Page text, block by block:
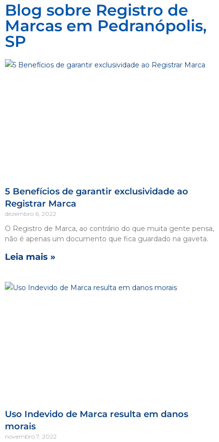
Blog sobre Registro de
Marcas em Pedranópolis,
SP
5 Benefícios de garantir exclusividade ao
Registrar Marca
dezembro 6, 2022
O Registro de Marca, ao contrário do que muita gente pensa,
não é apenas um documento que fica guardado na gaveta.
Leia mais »
Uso Indevido de Marca resulta em danos
morais
novembro 7, 2022